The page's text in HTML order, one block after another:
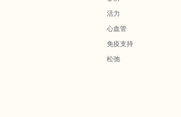
活力
心血管
免疫支持
松弛